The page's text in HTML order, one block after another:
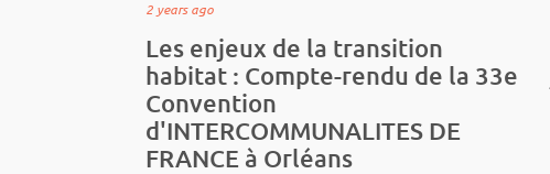
Les enjeux de la transition
habitat : Compte-rendu de la 33e
Convention
d'INTERCOMMUNALITES DE
FRANCE à Orléans
2 years ago